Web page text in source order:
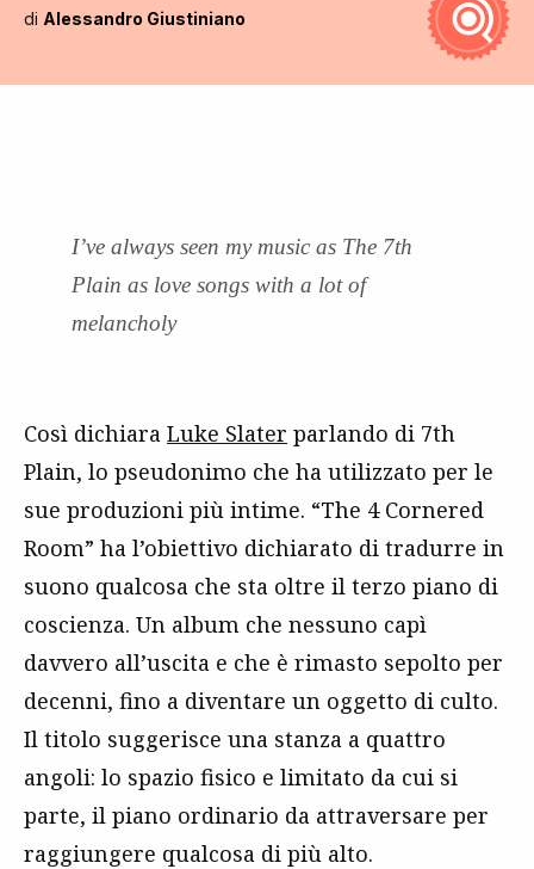
di Alessandro Giustiniano
I’ve always seen my music as The 7th
Plain as love songs with a lot of
melancholy
Così dichiara Luke Slater parlando di 7th
Plain, lo pseudonimo che ha utilizzato per le
sue produzioni più intime. “The 4 Cornered
Room” ha l’obiettivo dichiarato di tradurre in
suono qualcosa che sta oltre il terzo piano di
coscienza. Un album che nessuno capì
davvero all’uscita e che è rimasto sepolto per
decenni, fino a diventare un oggetto di culto.
Il titolo suggerisce una stanza a quattro
angoli: lo spazio fisico e limitato da cui si
parte, il piano ordinario da attraversare per
raggiungere qualcosa di più alto.